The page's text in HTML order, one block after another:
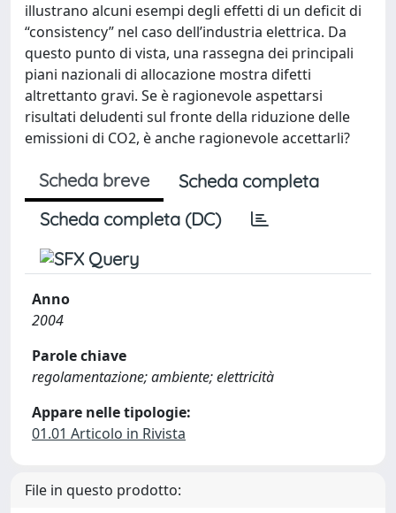
illustrano alcuni esempi degli effetti di un deficit di
“consistency” nel caso dell’industria elettrica. Da
questo punto di vista, una rassegna dei principali
piani nazionali di allocazione mostra difetti
altrettanto gravi. Se è ragionevole aspettarsi
risultati deludenti sul fronte della riduzione delle
emissioni di CO2, è anche ragionevole accettarli?
Scheda breve
Scheda completa
Scheda completa (DC)
Anno
2004
Parole chiave
regolamentazione; ambiente; elettricità
Appare nelle tipologie:
01.01 Articolo in Rivista
File in questo prodotto: